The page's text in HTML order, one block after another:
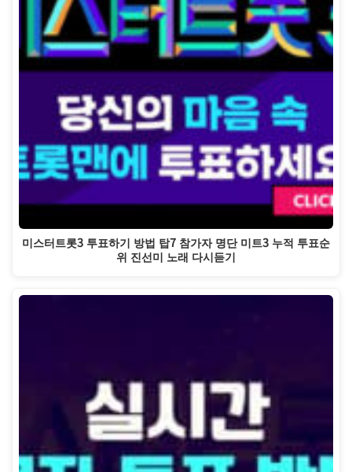
미스터트롯3 투표하기 방법 탑7 참가자 명단 미트3 누적 투표순
위 진선미 노래 다시듣기